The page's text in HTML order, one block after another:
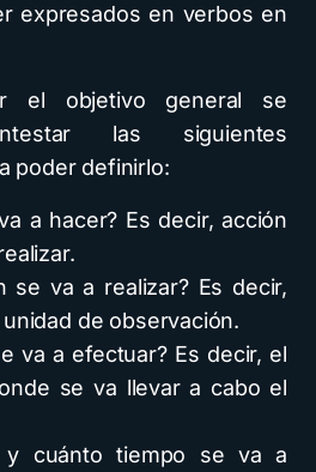
expresados en verbos en
el objetivo general se
las siguientes
poder definirlo:
a hacer? Es decir, acción
se va a realizar? Es decir,
unidad de observación.
va a efectuar? Es decir, el
se va llevar a cabo el
y cuánto tiempo se va a